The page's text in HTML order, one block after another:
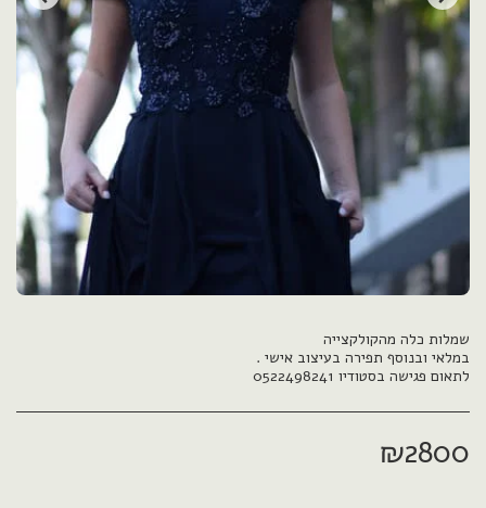
לתאום פגישה בסטודיו 0522498241
₪2800